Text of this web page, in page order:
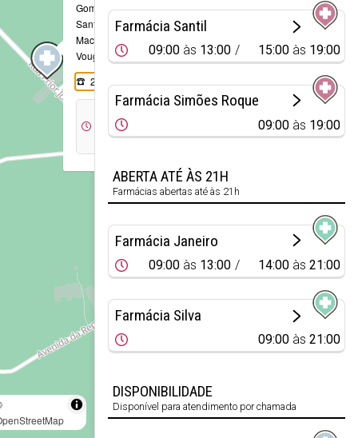
Gomes dos
Santos, 20
Macinhata do
Vouga
234 571 160
13:00
às
18:00
Farmácia Santil
09:00 às 13:00 15:00 às 19:00
Farmácia Simões Roque
09:00 às 19:00
ABERTA ATÉ ÀS 21H
Farmácias abertas até às 21h
Farmácia Janeiro
09:00 às 13:00 14:00 às21:00
Farmácia Silva
09:00 às21:00
DISPONIBILIDADE
Disponível para atendimento por chamada